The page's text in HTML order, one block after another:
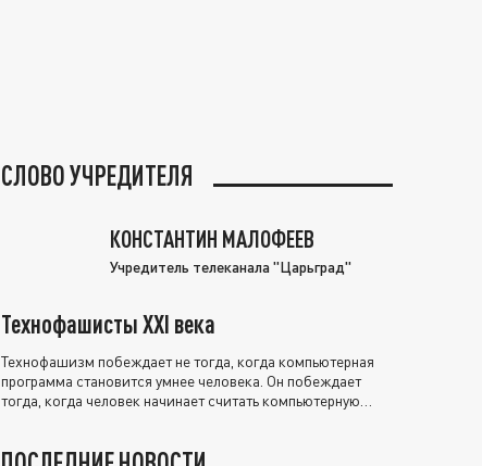
СЛОВО УЧРЕДИТЕЛЯ
КОНСТАНТИН МАЛОФЕЕВ
Учредитель телеканала "Царьград"
Технофашисты XXI века
Технофашизм побеждает не тогда, когда компьютерная
программа становится умнее человека. Он побеждает
тогда, когда человек начинает считать компьютерную